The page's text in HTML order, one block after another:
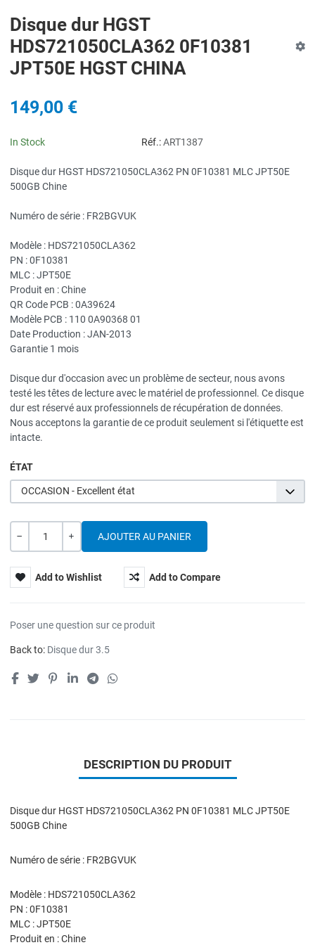
Disque dur HGST
HDS721050CLA362 0F10381
JPT50E HGST CHINA
149,00 €
In Stock Réf.: ART1387
Disque dur HGST HDS721050CLA362 PN 0F10381 MLC JPT50E
500GB Chine
Numéro de série : FR2BGVUK
Modèle : HDS721050CLA362
PN : 0F10381
MLC : JPT50E
Produit en : Chine
QR Code PCB : 0A39624
Modèle PCB : 110 0A90368 01
Date Production : JAN-2013
Garantie 1 mois
Disque dur d'occasion avec un problème de secteur, nous avons
testé les têtes de lecture avec le matériel de professionnel. Ce disque
dur est réservé aux professionnels de récupération de données.
Nous acceptons la garantie de ce produit seulement si l'étiquette est
intacte.
ÉTAT
OCCASION - Excellent état
Quantité
Add to Wishlist Add to Compare
Poser une question sur ce produit
Back to: Disque dur 3.5
DESCRIPTION DU PRODUIT
Disque dur HGST HDS721050CLA362 PN 0F10381 MLC JPT50E
500GB Chine
Numéro de série : FR2BGVUK
Modèle : HDS721050CLA362
PN : 0F10381
MLC : JPT50E
Produit en : Chine